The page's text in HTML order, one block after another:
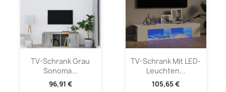
TV-Schrank Grau
Sonoma...
96,91 €
TV-Schrank Mit LED-
Leuchten...
105,65 €